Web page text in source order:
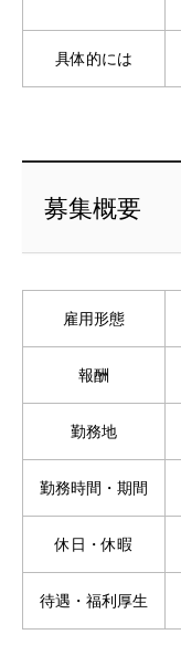
具体的には
募集概要
雇用形態
報酬
勤務地
勤務時間・期間
休日・休暇
待遇・福利厚生